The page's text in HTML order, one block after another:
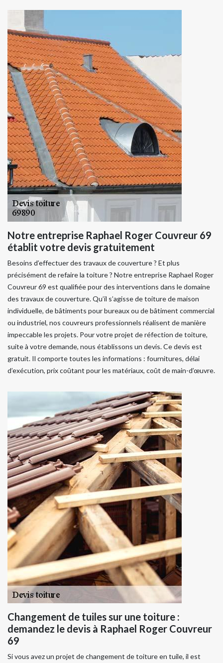
Notre entreprise Raphael Roger Couvreur 69
établit votre devis gratuitement
Besoins d’effectuer des travaux de couverture ? Et plus
précisément de refaire la toiture ? Notre entreprise Raphael Roger
Couvreur 69 est qualifiée pour des interventions dans le domaine
des travaux de couverture. Qu’il s’agisse de toiture de maison
individuelle, de bâtiments pour bureaux ou de bâtiment commercial
ou industriel, nos couvreurs professionnels réalisent de manière
impeccable les projets. Pour votre projet de réfection de toiture,
suite à votre demande, nous établissons un devis. Ce devis est
gratuit. Il comporte toutes les informations : fournitures, délai
d’exécution, prix coûtant pour les matériaux, coût de main-d’œuvre.
Changement de tuiles sur une toiture :
demandez le devis à Raphael Roger Couvreur
69
Si vous avez un projet de changement de toiture en tuile, il est